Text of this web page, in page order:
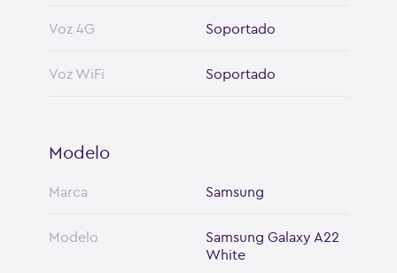
Voz 4G Soportado
Voz WiFi Soportado
Modelo
Marca Samsung
Modelo
Samsung Galaxy A22
White